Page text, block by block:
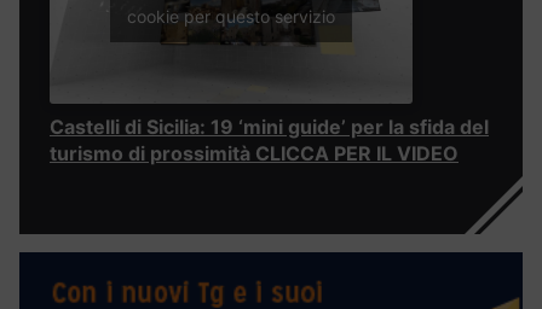
cookie per questo servizio
Castelli di Sicilia: 19 ‘mini guide’ per la sfida del
turismo di prossimità CLICCA PER IL VIDEO